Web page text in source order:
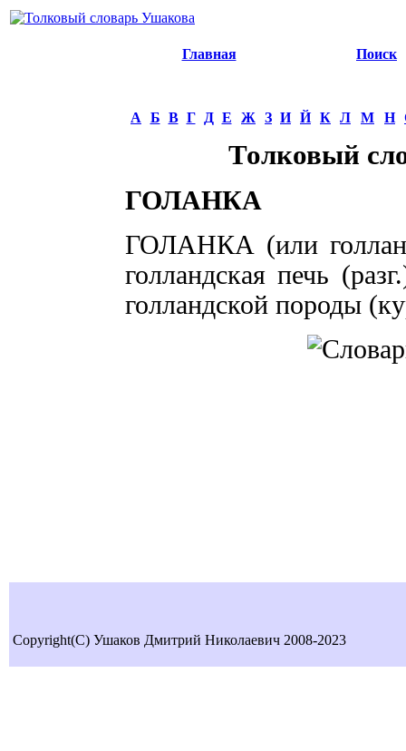
Главная Поиск
А Б В Г Д Е Ж З И Й К Л М Н
Толковый
ГОЛАНКА
ГОЛАНКА (или
голландская печь
голландской породы
Copyright(C) Ушаков Дмитрий Николаевич 2008-2023